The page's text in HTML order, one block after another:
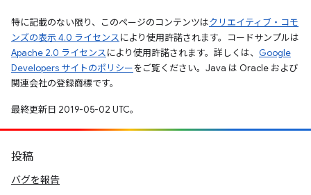
特に記載のない限り、このページのコンテンツはクリエイティブ・コモ
ンズの表示 4.0 ライセンスにより使用許諾されます。コードサンプルは
Apache 2.0 ライセンスにより使用許諾されます。詳しくは、 Google
Developers サイトのポリシーをご覧ください。Java は Oracle および
関連会社の登録商標です。
最終更新日 2019-05-02 UTC。
投稿
バグを報告